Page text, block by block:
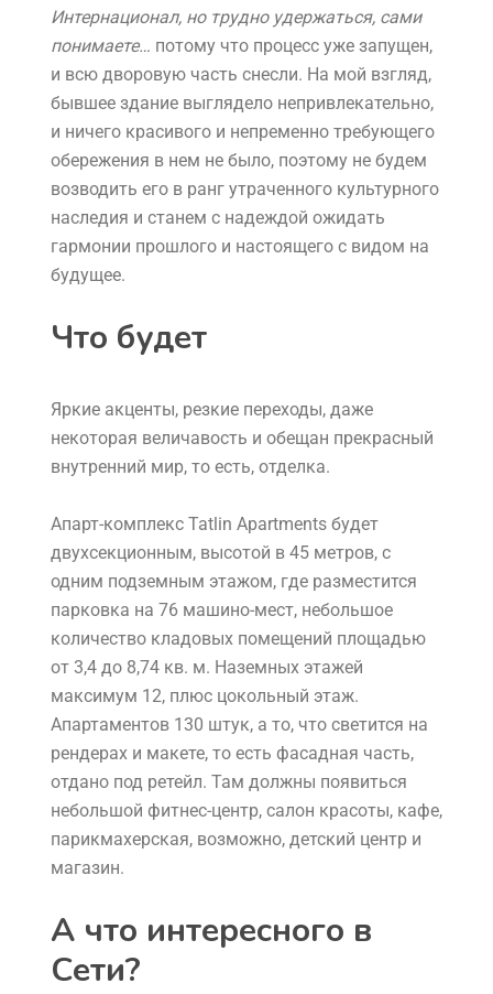
Интернационал, но трудно удержаться, сами
понимаете… потому что процесс уже запущен,
и всю дворовую часть снесли. На мой взгляд,
бывшее здание выглядело непривлекательно,
и ничего красивого и непременно требующего
обережения в нем не было, поэтому не будем
возводить его в ранг утраченного культурного
наследия и станем с надеждой ожидать
гармонии прошлого и настоящего с видом на
будущее.
Что будет
Яркие акценты, резкие переходы, даже
некоторая величавость и обещан прекрасный
внутренний мир, то есть, отделка.
Апарт-комплекс Tatlin Apartments будет
двухсекционным, высотой в 45 метров, с
одним подземным этажом, где разместится
парковка на 76 машино-мест, небольшое
количество кладовых помещений площадью
от 3,4 до 8,74 кв. м. Наземных этажей
максимум 12, плюс цокольный этаж.
Апартаментов 130 штук, а то, что светится на
рендерах и макете, то есть фасадная часть,
отдано под ретейл. Там должны появиться
небольшой фитнес-центр, салон красоты, кафе,
парикмахерская, возможно, детский центр и
магазин.
А что интересного в
Сети?